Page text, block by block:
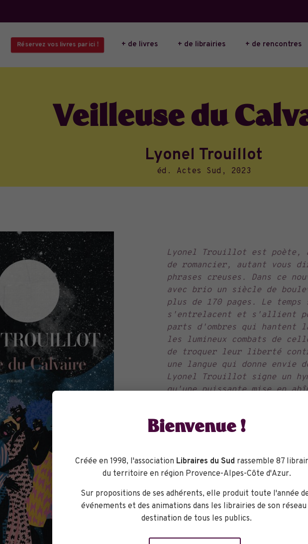
Réservez vos livres par ici ! + de livres + de librairies + de rencontres
Veilleuse du
Lyonel Trouillot
éd. Actes Sud, 2023
Lyonel Trouillot est poète,
de romancier, autant vous
phrases creuses. Dans ce
avec brio un siècle de
plus de 170 pages. Le
s'entrelacent et s'allient
parts d'ombres qui hantent
les lumineux combats de
de troquer leur liberté
une langue qui donne
Lyonel Trouillot signe un
qu'une puissante mise en
Bienvenue !
Créée en 1998, l'association Libraires du Sud rassemble 87
du territoire en région Provence-Alpes-Côte d'Azur.
Sur propositions de ses adhérents, elle produit toute l'année
événements et des animations dans les librairies de son réseau
destination de tous les publics.